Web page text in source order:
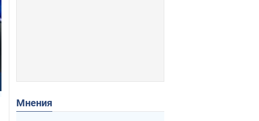
Мнения